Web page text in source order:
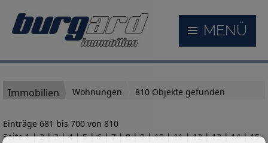
MENÜ
Immobilien Wohnungen 810 Objekte gefunden
Einträge 681 bis 700 von 810
Seite1|2|3|4|5|6|7|8|9|10|11|12|13|14|15